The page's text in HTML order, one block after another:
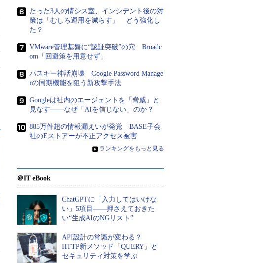
たった3人の情シス室、インシデント後の対
策は「むしろ運用を減らす」 どう強化し
た？
VMware管理基盤に“認証突破”の穴 Broadc
om「回避策を用意せず」
パスキー神話崩壊 Google Password Manage
rの同期機能を狙う新攻撃手法
Googleは社内のエージェントを「脅威」と
見なす――なぜ「AIを信じない」のか？
885万件超の情報漏えいが発覚 BASE子会
社のEストアーが不正アクセス被害
» ランキングをもっと見る
＠IT eBook
ChatGPTに「入力してはいけな
い」5項目――押さえておきた
い“生成AIのNGリスト”
API設計の常識が変わる？
HTTP新メソッド「QUERY」と
セキュリティ対策を学ぶ